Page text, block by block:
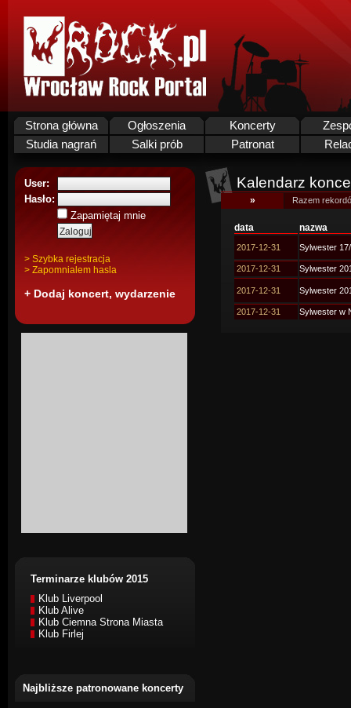
Strona główna Ogłoszenia Koncerty
Studia nagrań
Salki prób Patronat
User:
Hasło:
Zapamiętaj mnie
> Szybka rejestracja
> Zapomnialem hasla
+ Dodaj koncert, wydarzenie
Terminarze klubów 2015
Klub Liverpool
Klub Alive
Klub Ciemna Strona Miasta
Klub Firlej
Najbliższe patronowane koncerty
Kalendarz
» Razem
data nazwa
2017-12-31 Sylwester
2017-12-31 Sylwester
2017-12-31 Sylwester
2017-12-31 Sylwester w